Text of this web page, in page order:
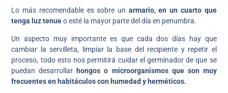
Lo más recomendable es sobre un armario, en un cuarto que
tenga luz tenueo esté la mayor parte del día en penumbra.
Un aspecto muy importante es que cada dos días hay que
cambiar la servilleta, limpiar la base del recipiente y repetir el
proceso, todo esto nos permitirá cuidar el germinador de que se
puedan desarrollar hongos o microorganismos que son muy
frecuentes en habitáculos con humedad y herméticos.